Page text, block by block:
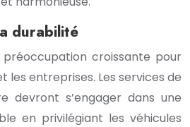
durabilité
croissante pour
les entreprises. Les services de
devront s’engager dans une
en privilégiant les véhicules